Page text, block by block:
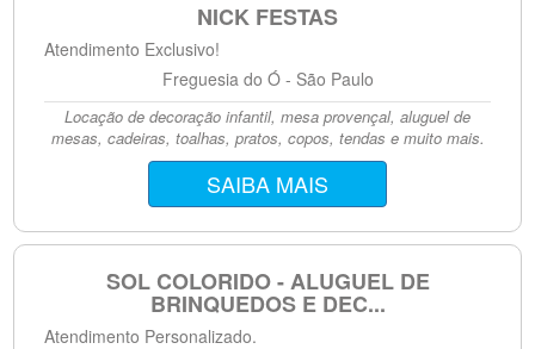
NICK FESTAS
Atendimento Exclusivo!
Freguesia do Ó - São Paulo
Locação de decoração infantil, mesa provençal, aluguel de
mesas, cadeiras, toalhas, pratos, copos, tendas e muito mais.
SAIBA MAIS
SOL COLORIDO - ALUGUEL DE
BRINQUEDOS E DEC...
Atendimento Personalizado.